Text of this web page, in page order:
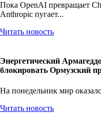
Пока OpenAI превращает
Anthropic пугает...
Читать новость
Энергетический
блокировать Ормузский
На понедельник мир
Читать новость